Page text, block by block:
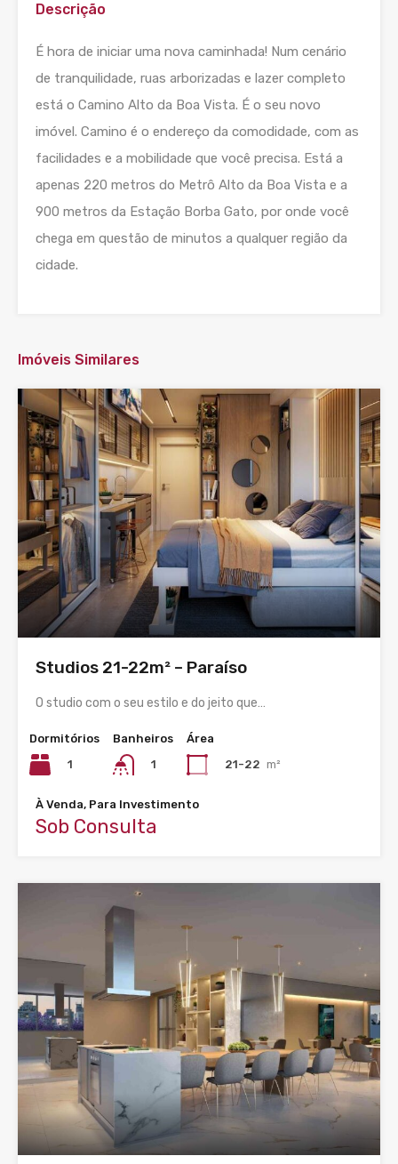
Descrição
É hora de iniciar uma nova caminhada! Num cenário
de tranquilidade, ruas arborizadas e lazer completo
está o Camino Alto da Boa Vista. É o seu novo
imóvel. Camino é o endereço da comodidade, com as
facilidades e a mobilidade que você precisa. Está a
apenas 220 metros do Metrô Alto da Boa Vista e a
900 metros da Estação Borba Gato, por onde você
chega em questão de minutos a qualquer região da
cidade.
Imóveis Similares
Studios 21-22m² – Paraíso
O studio com o seu estilo e do jeito que…
Dormitórios
1
Banheiros
1
Área
21-22 m²
À Venda, Para Investimento
Sob Consulta